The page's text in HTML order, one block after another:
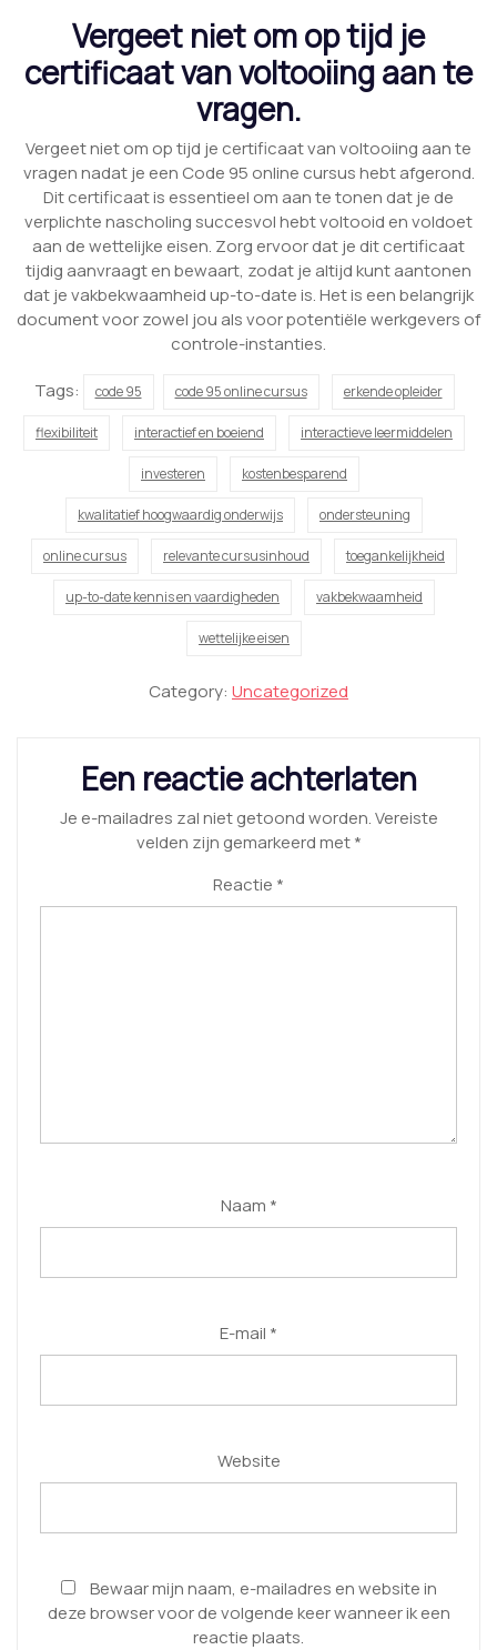
Vergeet niet om op tijd je
certificaat van voltooiing aan te
vragen.
Vergeet niet om op tijd je certificaat van voltooiing aan te
vragen nadat je een Code 95 online cursus hebt afgerond.
Dit certificaat is essentieel om aan te tonen dat je de
verplichte nascholing succesvol hebt voltooid en voldoet
aan de wettelijke eisen. Zorg ervoor dat je dit certificaat
tijdig aanvraagt en bewaart, zodat je altijd kunt aantonen
dat je vakbekwaamheid up-to-date is. Het is een belangrijk
document voor zowel jou als voor potentiële werkgevers of
controle-instanties.
Tags:
code 95 code 95 online cursus erkende opleider
flexibiliteit interactief en boeiend interactieve leermiddelen
investeren kostenbesparend
kwalitatief hoogwaardig onderwijs ondersteuning
online cursus relevante cursusinhoud toegankelijkheid
up-to-date kennis en vaardigheden vakbekwaamheid
wettelijke eisen
Category: Uncategorized
Een reactie achterlaten
Je e-mailadres zal niet getoond worden.Vereiste
velden zijn gemarkeerd met*
Reactie *
Naam *
E-mail *
Website
Bewaar mijn naam, e-mailadres en website in
deze browser voor de volgende keer wanneer ik een
reactie plaats.